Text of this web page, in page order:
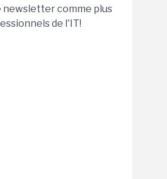
newsletter comme plus
de l'IT!